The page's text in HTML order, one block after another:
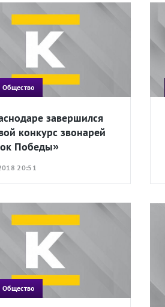
Общество
завершился
конкурс звонарей
Победы»
20:51
Общество